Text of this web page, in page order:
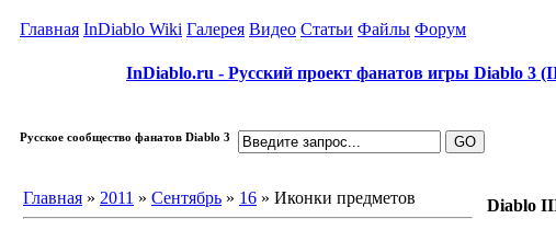
Главная InDiablo Wiki Галерея Видео Статьи Файлы Форум
InDiablo.ru - Русский проект фанатов игры Diablo 3
Русское сообщество фанатов Diablo 3
Главная » 2011 » Сентябрь » 16 » Иконки предметов Diablo